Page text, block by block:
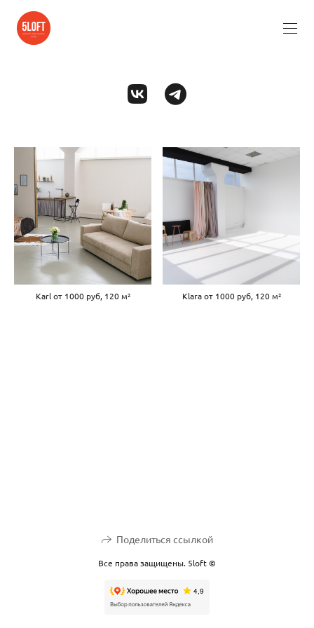
Karl от 1000 руб, 120 м² Klara от 1000 руб, 120 м²
Поделиться ссылкой
Все права защищены. 5loft ©